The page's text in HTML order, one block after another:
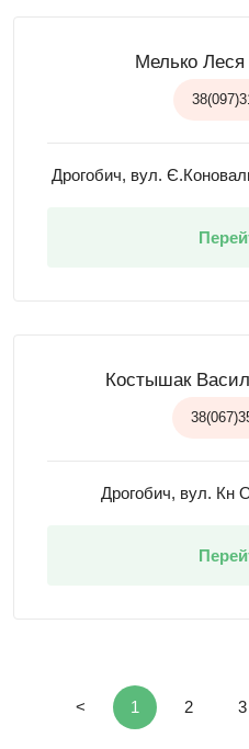
Мелько
Дрогобич, вул.
Костышак
Дрогобич, вул. Кн
< 1 2 3